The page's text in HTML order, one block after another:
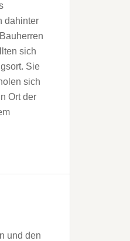
dahinter
sich
Sie
sich
Ort der
und den